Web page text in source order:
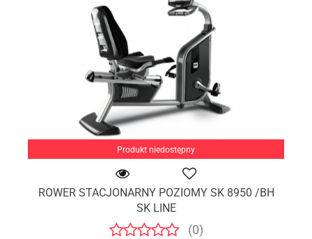
Produkt niedostępny
ROWER STACJONARNY POZIOMY SK 8950 /BH
SK LINE
(0)